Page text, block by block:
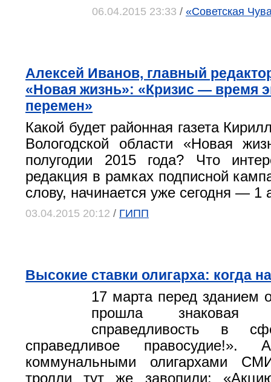
06.04.2015 23:33 / «Советская
Алексей Иванов, главный
«Новая жизнь»: «Кризис — время
перемен»
Какой будет районная газета
Вологодской области «Новая
полугодии 2015 года? Что
редакция в рамках подписной
слову, начинается уже сегодня — 1
03.04.2015 20:12 / ГИПП
Высокие ставки олигарха: когда
17 марта перед зданием
прошла
справедливость в
справедливое правосудие!».
коммунальными олигархами
тролли тут же завопили: